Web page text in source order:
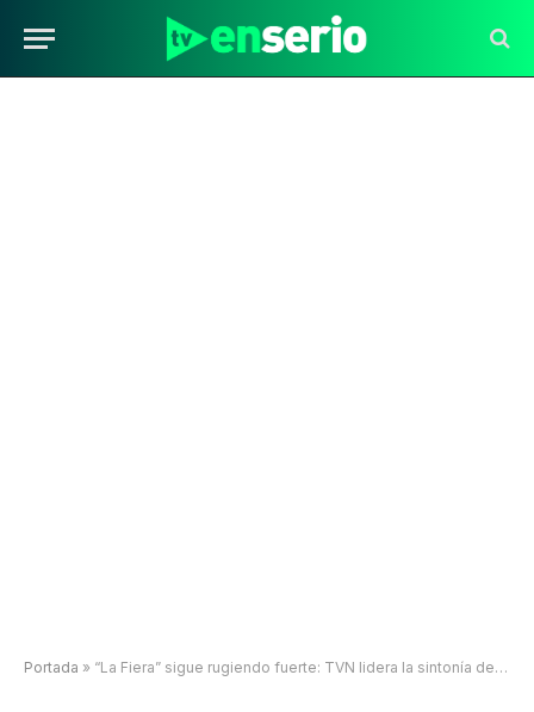
Portada » “La Fiera” sigue rugiendo fuerte: TVN lidera la sintonía de la tarde y desplaza a Mega al tercer lugar